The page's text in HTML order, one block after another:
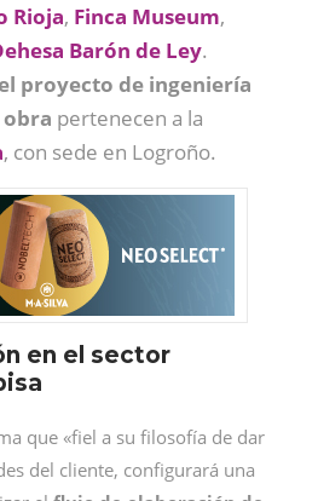
Rioja, Finca Museum,
Barón de Ley.
proyecto de ingeniería
pertenecen a la
, con sede en Logroño.
en el sector
que «fiel a su filosofía de dar
del cliente, configurará una